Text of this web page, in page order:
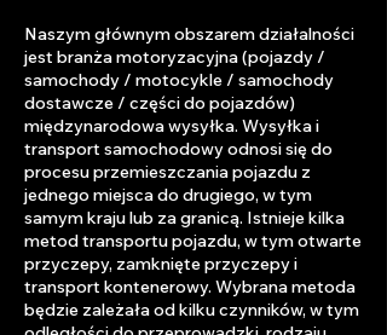
Naszym głównym obszarem działalności
jest branża motoryzacyjna (pojazdy /
samochody / motocykle / samochody
dostawcze / części do pojazdów)
międzynarodowa wysyłka. Wysyłka i
transport samochodowy odnosi się do
procesu przemieszczania pojazdu z
jednego miejsca do drugiego, w tym
samym kraju lub za granicą. Istnieje kilka
metod transportu pojazdu, w tym otwarte
przyczepy, zamknięte przyczepy i
transport kontenerowy. Wybrana metoda
będzie zależała od kilku czynników, w tym